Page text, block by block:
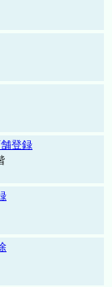
登録